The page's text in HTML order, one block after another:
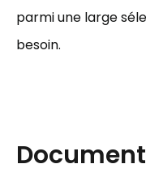
parmi une large
besoin.